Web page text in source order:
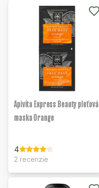
Apivita Express Beauty pleťová
maska Orange
4
2 recenzie